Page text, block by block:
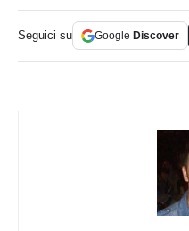
Seguici su Google Discover